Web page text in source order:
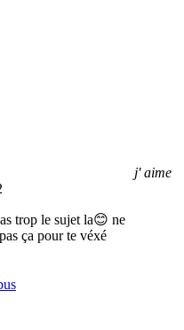
j' aime
trop le sujet la😊 ne
ça pour te véxé